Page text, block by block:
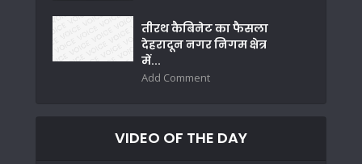
तीरथ कैबिनेट का फैसला
देहरादून नगर निगम क्षेत्र
में...
Add Comment
VIDEO OF THE DAY